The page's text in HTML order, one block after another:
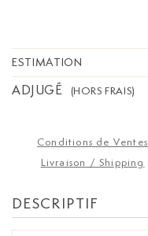
ESTIMATION
ADJUGÉ (HORS FRAIS)
Conditions de Ventes
Livraison / Shipping
DESCRIPTIF